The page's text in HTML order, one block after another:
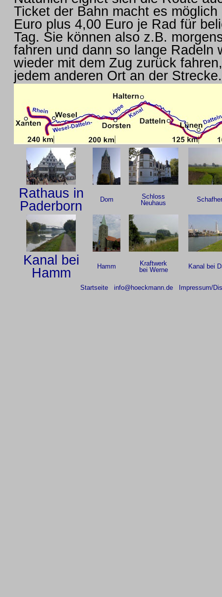
Ticket der Bahn macht es
Euro plus 4,00 Euro je Rad für
Tag. Sie können also z.B.
fahren und dann so lange Radeln
wieder mit dem Zug zurück
jedem anderen Ort an der Strecke.
Rathaus in
Paderborn
Dom
Schloss
Neuhaus
Kanal bei
Hamm
Hamm
Kraftwerk
bei Werne
Kanal bei
Startseite info@hoeckmann.de Impressum/